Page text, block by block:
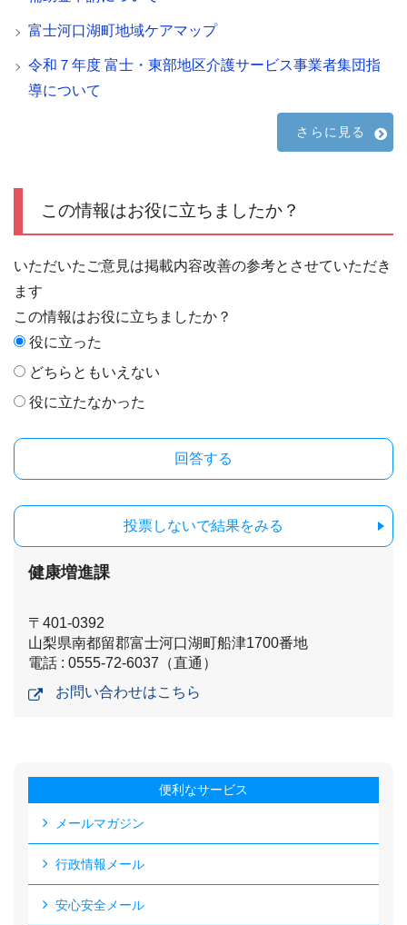
富士河口湖町地域ケアマップ
令和７年度 富士・東部地区介護サービス事業者集団指
導について
さらに見る
この情報はお役に立ちましたか？
いただいたご意見は掲載内容改善の参考とさせていただき
ます
この情報はお役に立ちましたか？
役に立った
どちらともいえない
役に立たなかった
投票しないで結果をみる
健康増進課
〒401-0392
山梨県南都留郡富士河口湖町船津1700番地
電話 : 0555-72-6037（直通）
お問い合わせはこちら
便利なサービス
メールマガジン
行政情報メール
安心安全メール